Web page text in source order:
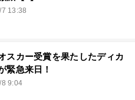
13:38
スカー受賞を果たしたディカ
緊急来日！
9:04